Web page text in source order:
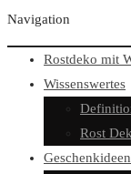
Navigation
Rostdeko mit
Wissenswertes
Rost
Geschenkideen